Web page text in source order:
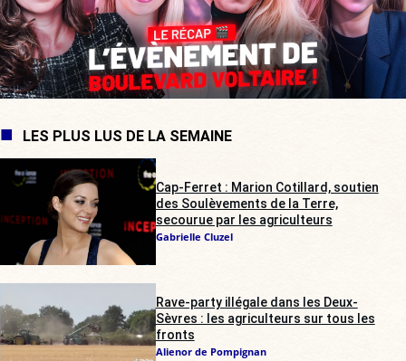
LES PLUS LUS DE LA SEMAINE
Cap-Ferret : Marion Cotillard, soutien
des Soulèvements de la Terre,
secourue par les agriculteurs
Gabrielle Cluzel
Rave-party illégale dans les Deux-
Sèvres : les agriculteurs sur tous les
fronts
Alienor de Pompignan